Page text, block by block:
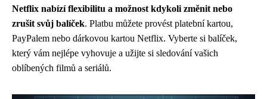
Netflix nabízí flexibilitu a možnost kdykoli změnit nebo
zrušit svůj balíček. Platbu můžete provést platební kartou,
PayPalem nebo dárkovou kartou Netflix. Vyberte si balíček,
který vám nejlépe vyhovuje a užijte si sledování vašich
oblíbených filmů a seriálů.